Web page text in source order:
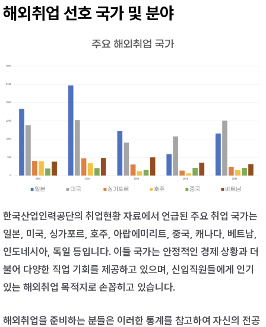
해외취업 선호 국가 및 분야
한국산업인력공단의 취업현황 자료에서 언급된 주요 취업 국가는
일본, 미국, 싱가포르, 호주, 아랍에미리트, 중국, 캐나다, 베트남,
인도네시아, 독일 등입니다. 이들 국가는 안정적인 경제 상황과 더
불어 다양한 직업 기회를 제공하고 있으며, 신입직원들에게 인기
있는 해외취업 목적지로 손꼽히고 있습니다.
해외취업을 준비하는 분들은 이러한 통계를 참고하여 자신의 전공